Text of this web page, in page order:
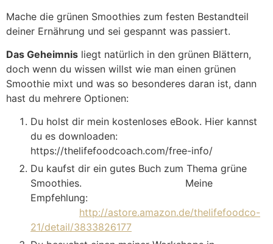
Mache die grünen Smoothies zum festen Bestandteil
deiner Ernährung und sei gespannt was passiert.
Das Geheimnis liegt natürlich in den grünen Blättern,
doch wenn du wissen willst wie man einen grünen
Smoothie mixt und was so besonderes daran ist, dann
hast du mehrere Optionen:
Du holst dir mein kostenloses eBook. Hier kannst
du es downloaden:
https://thelifefoodcoach.com/free-info/
Du kaufst dir ein gutes Buch zum Thema grüne
Smoothies. Meine
Empfehlung:
http://astore.amazon.de/thelifefoodco-
21/detail/3833826177